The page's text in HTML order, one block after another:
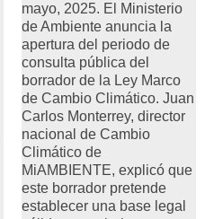
mayo, 2025. El Ministerio
de Ambiente anuncia la
apertura del periodo de
consulta pública del
borrador de la Ley Marco
de Cambio Climático. Juan
Carlos Monterrey, director
nacional de Cambio
Climático de
MiAMBIENTE, explicó que
este borrador pretende
establecer una base legal